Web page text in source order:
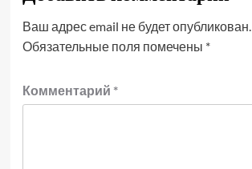
Ваш адрес email не будет опубликован.
Обязательные поля помечены *
Комментарий *